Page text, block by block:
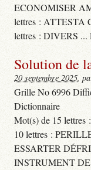
ECONOMISER
lettres : ATTESTA
lettres : DIVERS
Solution de
20 septembre 2025,
Grille No 6996
Dictionnaire
Mot(s) de 15
10 lettres :
ESSARTER
INSTRUMENT